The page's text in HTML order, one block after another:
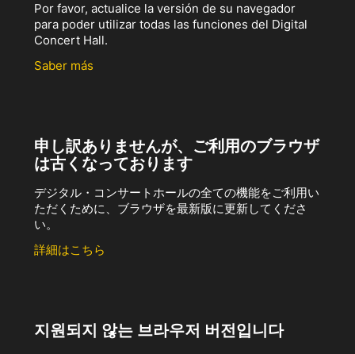
Por favor, actualice la versión de su navegador
para poder utilizar todas las funciones del Digital
Concert Hall.
Saber más
申し訳ありませんが、ご利用のブラウザ
は古くなっております
デジタル・コンサートホールの全ての機能をご利用い
ただくために、ブラウザを最新版に更新してくださ
い。
詳細はこちら
지원되지 않는 브라우저 버전입니다